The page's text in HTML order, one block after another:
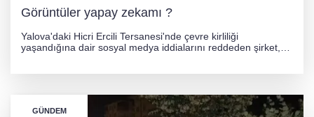
Görüntüler yapay zekamı ?
Yalova'daki Hicri Ercili Tersanesi'nde çevre kirliliği
yaşandığına dair sosyal medya iddialarını reddeden şirket,
GÜNDEM